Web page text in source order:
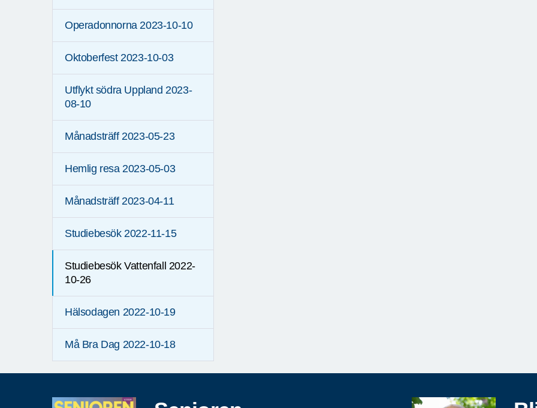
Operadonnorna 2023-10-10
Oktoberfest 2023-10-03
Utflykt södra Uppland 2023-
08-10
Månadsträff 2023-05-23
Hemlig resa 2023-05-03
Månadsträff 2023-04-11
Studiebesök 2022-11-15
Studiebesök Vattenfall 2022-
10-26
Hälsodagen 2022-10-19
Må Bra Dag 2022-10-18